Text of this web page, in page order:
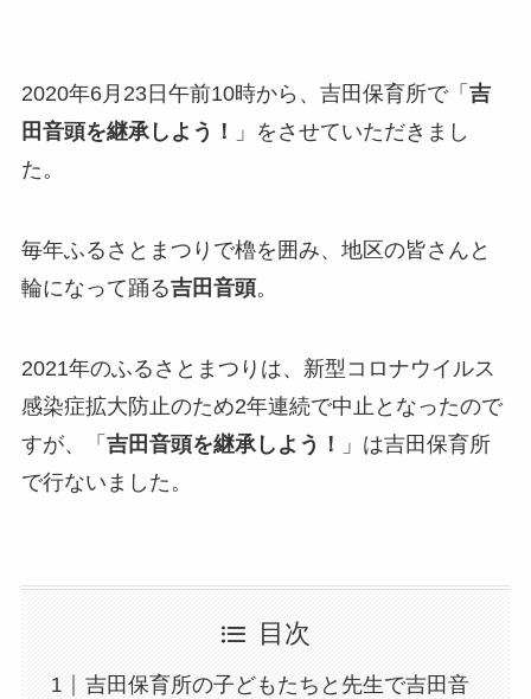
2020年6月23日午前10時から、吉田保育所で「 吉
田音頭を継承しよう！
」をさせていただきまし
た。
毎年ふるさとまつりで櫓を囲み、地区の皆さんと
輪になって踊る吉田音頭。
2021年のふるさとまつりは、新型コロナウイルス
感染症拡大防止のため2年連続で中止となったので
すが、「 吉田音頭を継承しよう！
」は吉田保育所
で行ないました。
目次
吉田保育所の子どもたちと先生で吉田音